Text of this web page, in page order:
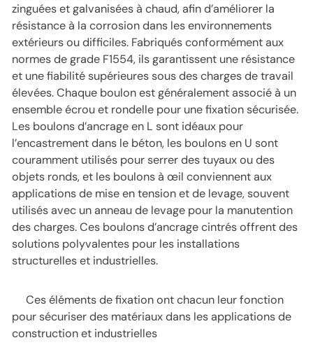
zinguées et galvanisées à chaud, afin d’améliorer la
résistance à la corrosion dans les environnements
extérieurs ou difficiles. Fabriqués conformément aux
normes de grade F1554, ils garantissent une résistance
et une fiabilité supérieures sous des charges de travail
élevées. Chaque boulon est généralement associé à un
ensemble écrou et rondelle pour une fixation sécurisée.
Les boulons d’ancrage en L sont idéaux pour
l’encastrement dans le béton, les boulons en U sont
couramment utilisés pour serrer des tuyaux ou des
objets ronds, et les boulons à œil conviennent aux
applications de mise en tension et de levage, souvent
utilisés avec un anneau de levage pour la manutention
des charges. Ces boulons d’ancrage cintrés offrent des
solutions polyvalentes pour les installations
structurelles et industrielles.
Ces éléments de fixation ont chacun leur fonction
pour sécuriser des matériaux dans les applications de
construction et industrielles